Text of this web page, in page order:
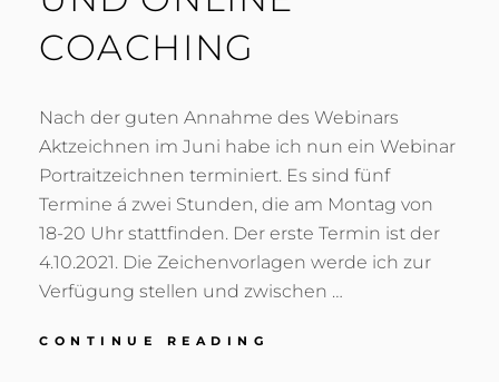
COACHING
Nach der guten Annahme des Webinars
Aktzeichnen im Juni habe ich nun ein Webinar
Portraitzeichnen terminiert. Es sind fünf
Termine á zwei Stunden, die am Montag von
18-20 Uhr stattfinden. Der erste Termin ist der
4.10.2021. Die Zeichenvorlagen werde ich zur
Verfügung stellen und zwischen …
CONTINUE READING